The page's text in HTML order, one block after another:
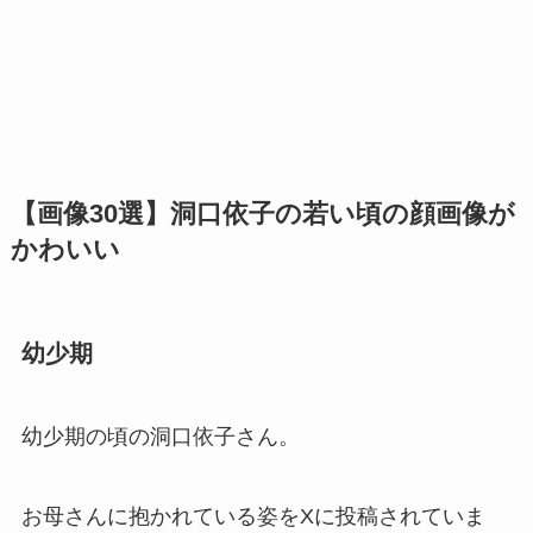
【画像30選】洞口依子の若い頃の顔画像が
かわいい
幼少期
幼少期の頃の洞口依子さん。
お母さんに抱かれている姿をXに投稿されていま